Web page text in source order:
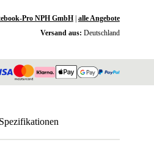
Pro NPH GmbH| alle Angebote
Versand aus: Deutschland
Spezifikationen